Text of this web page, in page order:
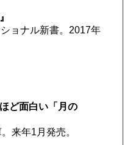
ョナル新書。2017年
ど面白い「月の
来年1月発売。